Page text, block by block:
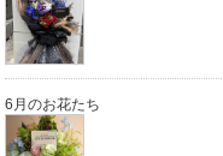
6月のお花たち